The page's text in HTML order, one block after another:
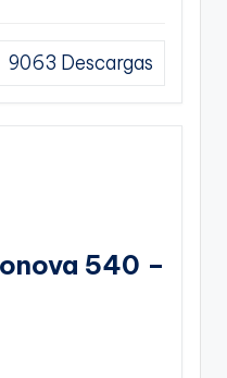
9063 Descargas
540 –